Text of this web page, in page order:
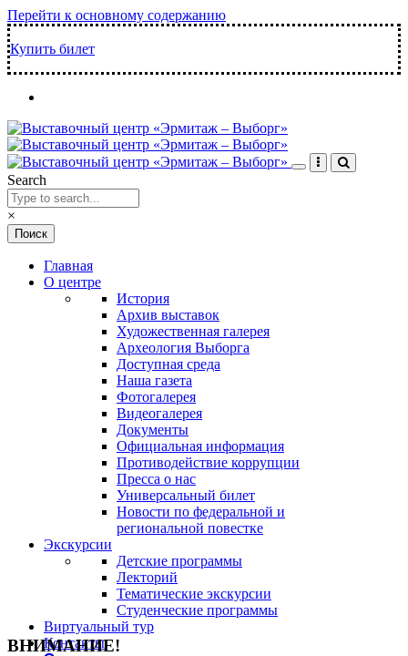
Перейти к основному содержанию
Купить билет
Search
×
Главная
О центре
История
Архив выставок
Художественная галерея
Археология Выборга
Доступная среда
Наша газета
Фотогалерея
Видеогалерея
Документы
Официальная информация
Противодействие коррупции
Пресса о нас
Универсальный билет
Новости по федеральной и
региональной повестке
Экскурсии
Детские программы
Лекторий
Тематические экскурсии
Студенческие программы
Виртуальный тур
Контакты
ВНИМАНИЕ!